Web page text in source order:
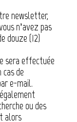
newsletter,
n’avez pas
douze (12)
sera effectuée
de
e-mail.
ou des
alors